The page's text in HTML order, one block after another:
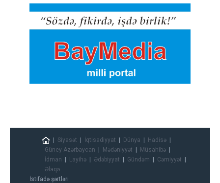
Siyasət İqtisadiyyat Dünya
Hadisə
Güney Azərbaycan
Mədəniyyət
Müsahibə
İdman
Layihə Ədəbiyyat Gündəm
Cəmiyyət
Əlaqə
İstifadə şərtləri